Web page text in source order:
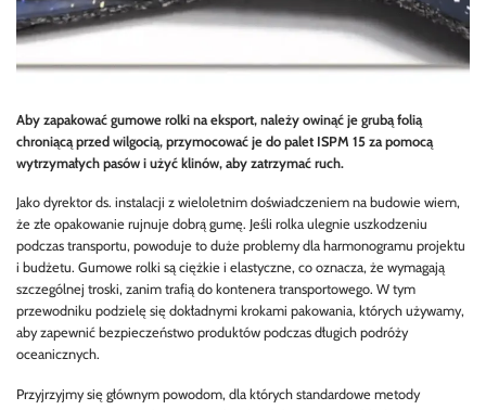
Aby zapakować gumowe rolki na eksport, należy owinąć je grubą folią
chroniącą przed wilgocią, przymocować je do palet ISPM 15 za pomocą
wytrzymałych pasów i użyć klinów, aby zatrzymać ruch.
Jako dyrektor ds. instalacji z wieloletnim doświadczeniem na budowie wiem,
że złe opakowanie rujnuje dobrą gumę. Jeśli rolka ulegnie uszkodzeniu
podczas transportu, powoduje to duże problemy dla harmonogramu projektu
i budżetu. Gumowe rolki są ciężkie i elastyczne, co oznacza, że wymagają
szczególnej troski, zanim trafią do kontenera transportowego. W tym
przewodniku podzielę się dokładnymi krokami pakowania, których używamy,
aby zapewnić bezpieczeństwo produktów podczas długich podróży
oceanicznych.
Przyjrzyjmy się głównym powodom, dla których standardowe metody